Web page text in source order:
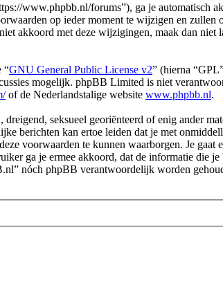
www.phpbb.nl/forums”), ga je automatisch
op ieder moment te wijzigen en zullen
akkoord met deze wijzigingen, maak dan
“GNU General Public License v2” (hierna
mogelijk. phpBB Limited is niet
of de Nederlandstalige website www.phpbb.nl.
seksueel georiënteerd of enig ander
berichten kan ertoe leiden dat je met
voorwaarden te kunnen waarborgen. Je
ga je ermee akkoord, dat de informatie die
nóch phpBB verantwoordelijk worden